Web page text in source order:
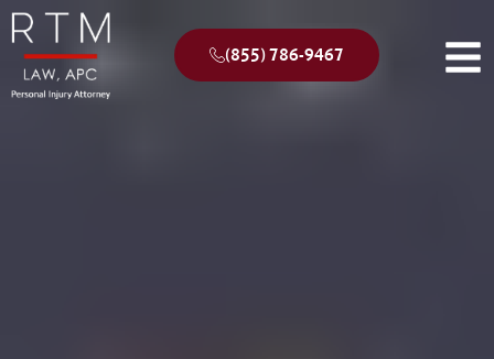
(855) 786-9467